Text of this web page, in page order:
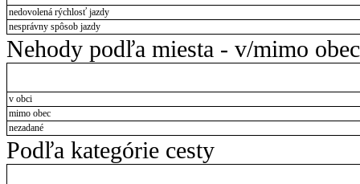
nedovolená rýchlosť jazdy
nesprávny spôsob jazdy
Nehody podľa miesta - v/mimo obec
v obci
mimo obec
nezadané
Podľa kategórie cesty